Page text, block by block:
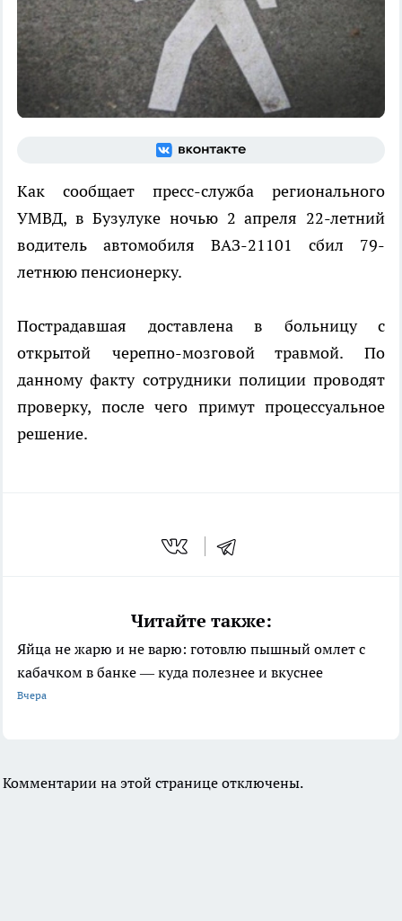
Как сообщает пресс-служба регионального
УМВД, в Бузулуке ночью 2 апреля 22-летний
водитель автомобиля ВАЗ-21101 сбил 79-
летнюю пенсионерку.
Пострадавшая доставлена в больницу с
открытой черепно-мозговой травмой. По
данному факту сотрудники полиции проводят
проверку, после чего примут процессуальное
решение.
Читайте также:
Яйца не жарю и не варю: готовлю пышный омлет с
кабачком в банке — куда полезнее и вкуснее
Вчера
Комментарии на этой странице отключены.